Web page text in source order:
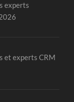
experts
et experts CRM